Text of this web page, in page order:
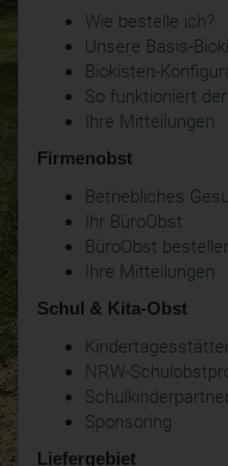
Wie bestelle ich?
Unsere Basis-
Biokisten-
So funktioniert
Ihre Mitteilungen
Firmenobst
Betriebliches
Ihr BüroObst
BüroObst
Ihre Mitteilungen
Schul & Kita-Obst
NRW-
Sponsoring
Liefergebiet